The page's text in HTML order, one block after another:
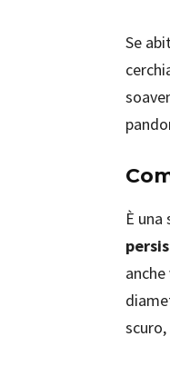
Se
È
anche